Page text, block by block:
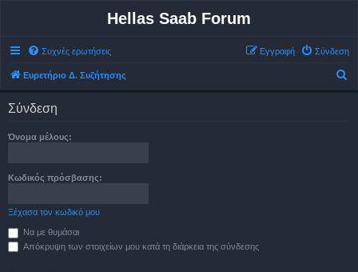
Hellas Saab Forum
Συχνές ερωτήσεις Σύνδεση
Εγγραφή
Ευρετήριο Δ. Συζήτησης
Σύνδεση
Όνομα μέλους:
Κωδικός πρόσβασης:
Ξέχασα τον κωδικό μου
Να με θυμάσαι
Απόκρυψη των στοιχείων μου κατά τη διάρκεια της σύνδεσης